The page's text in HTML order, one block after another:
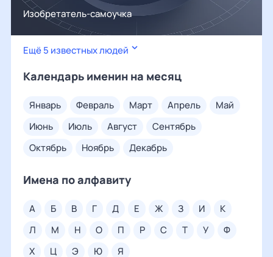
Изобретатель-самоучка
Ещё 5 известных людей
Календарь именин на месяц
январь февраль март апрель
май
июнь
июль август
сентябрь
октябрь
ноябрь декабрь
Имена по алфавиту
а б в г д е ж з и
к
л
м н о п р с т у
ф
х
ц э ю я